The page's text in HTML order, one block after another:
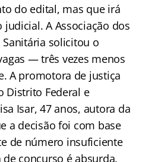
do edital, mas que irá
A Associação dos
Sanitária solicitou o
— três vezes menos
A promotora de justiça
Distrito Federal e
Isar, 47 anos, autora da
a decisão foi com base
de número insuficiente
de concurso é absurda.